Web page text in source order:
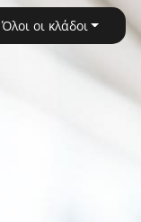
Όλοι οι κλάδοι